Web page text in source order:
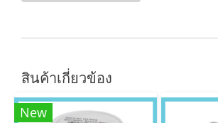
สินค้าเกี่ยวข้อง
New